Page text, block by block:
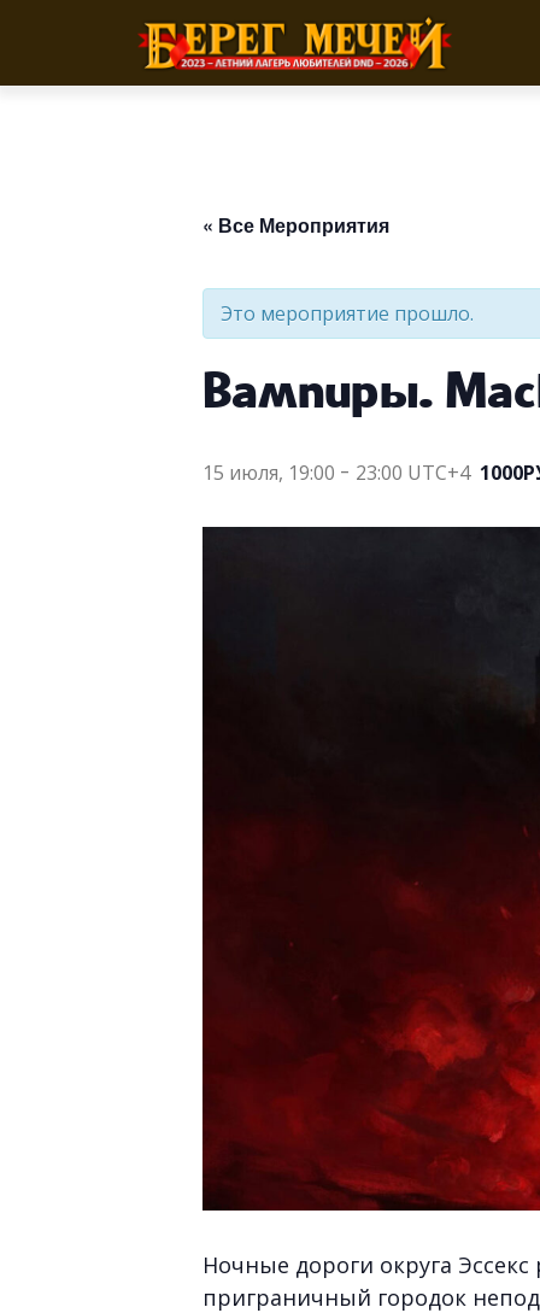
« Все Мероприятия
Это мероприятие прошло.
Вампиры.
15 июля, 19:00 - 23:00 UTC+4
Ночные дороги округа
приграничный городок